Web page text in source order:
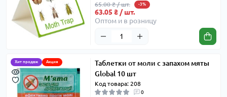
65.00 ₴ / шт. -3%
63.05 ₴ / шт.
Оптом и в розницу
Хит продаж Акция
Таблетки от моли с запахом мяты
Global 10 шт
Код товара: 208
0